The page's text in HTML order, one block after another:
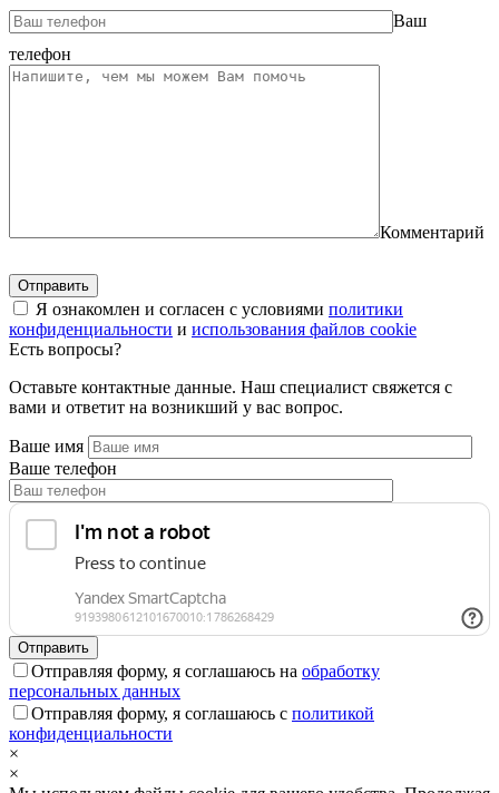
Ваш
телефон
Комментарий
Я ознакомлен и согласен с условиями политики
конфиденциальности и использования файлов cookie
Есть вопросы?
Оставьте контактные данные. Наш специалист свяжется с
вами и ответит на возникший у вас вопрос.
Ваше имя
Ваше телефон
Отправляя форму, я соглашаюсь на обработку
персональных данных
Отправляя форму, я соглашаюсь с политикой
конфиденциальности
×
×